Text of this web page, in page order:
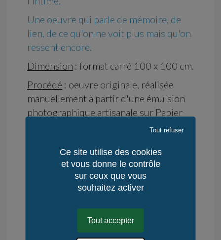
Une oeuvre qui parle de mémoire, de
lien, de ce qu'on ne voit plus mais qu'on
ressent encore.
Dimension : format carré 100 x 100 cm.
Procédé : oeuvre originale, réalisée
manuellement à partir d'une émulsion
photographique artisanale sur Papier
Fine Art et contrecollée sur Dibond.
Disponibilité : en stock
Délai d'Expédition : 7 jours
Délai de Rétractation : 14 jours
Mode de fabrication : manuel, émulsion
Ce site utilise des cookies
et vous donne le contrôle
sur ceux que vous
souhaitez activer
Tout accepter
Tout refuser